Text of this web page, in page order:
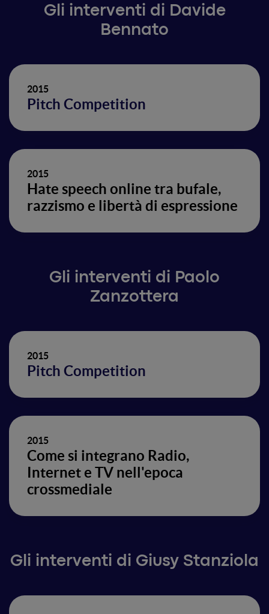
Gli interventi di Davide
Bennato
2015
Pitch Competition
2015
Hate speech online tra bufale,
razzismo e libertà di espressione
Gli interventi di Paolo
Zanzottera
2015
Pitch Competition
2015
Come si integrano Radio,
Internet e TV nell'epoca
crossmediale
Gli interventi di Giusy Stanziola